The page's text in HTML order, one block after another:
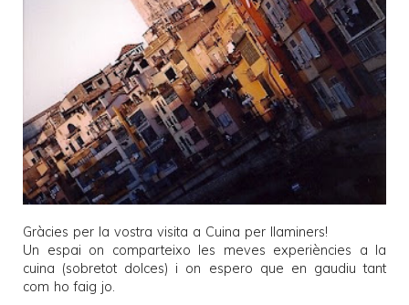
Gràcies per la vostra visita a Cuina per llaminers!
Un espai on comparteixo les meves experiències a la
cuina (sobretot dolces) i on espero que en gaudiu tant
com ho faig jo.